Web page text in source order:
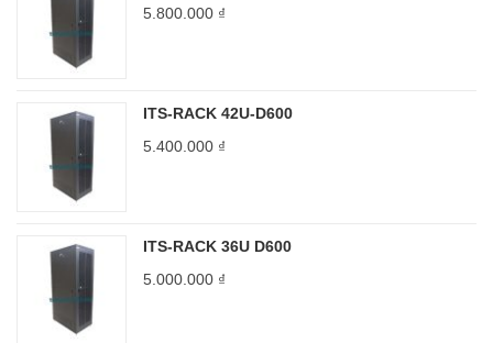
5.800.000 ₫
ITS-RACK 42U-D600
5.400.000 ₫
ITS-RACK 36U D600
5.000.000 ₫